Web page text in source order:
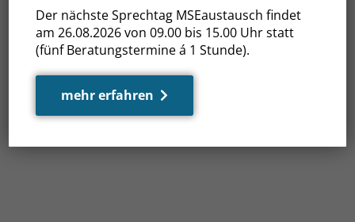
Der nächste Sprechtag MSEaustausch findet
am 26.08.2026 von 09.00 bis 15.00 Uhr statt
(fünf Beratungstermine á 1 Stunde).
mehr erfahren